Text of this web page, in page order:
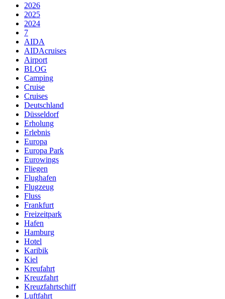
2026
2025
2024
7
AIDA
AIDAcruises
Airport
BLOG
Camping
Cruise
Cruises
Deutschland
Düsseldorf
Erholung
Erlebnis
Europa
Europa Park
Eurowings
Fliegen
Flughafen
Flugzeug
Fluss
Frankfurt
Freizeitpark
Hafen
Hamburg
Hotel
Karibik
Kiel
Kreufahrt
Kreuzfahrt
Kreuzfahrtschiff
Luftfahrt